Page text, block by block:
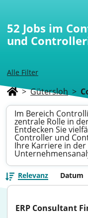
Alle Filter
52 Jobs im
und
> Gütersloh >
Im Bereich
zentrale Rolle in
Entdecken Sie
Controller und
Ihre Karriere in der
Relevanz Datum
ERP Consultant